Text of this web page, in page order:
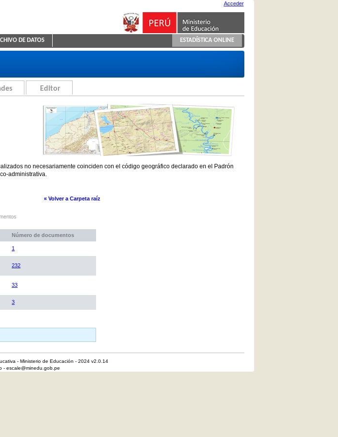
Acceder
DE DATOS ESTADÍSTICA ONLINE
Editor
no necesariamente coinciden con el código geográfico declarado en el Padrón
administrativa.
« Volver a Carpeta raíz
Número de documentos
1
232
33
3
- Ministerio de Educación - 2024 v2.0.14
- escale@minedu.gob.pe